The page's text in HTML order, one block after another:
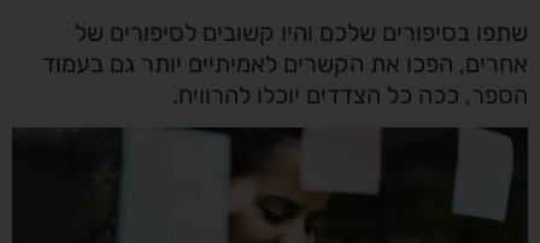
שתפו בסיפורים שלכם והיו קשובים לסיפורים של
אחרים, הפכו את הקשרים לאמיתיים יותר גם בעמוד
הספר, ככה כל הצדדים יוכלו להרוויח.